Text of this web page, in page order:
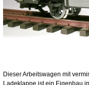
Dieser Arbeitswagen mit
Ladeklappe ist ein Eigenbau